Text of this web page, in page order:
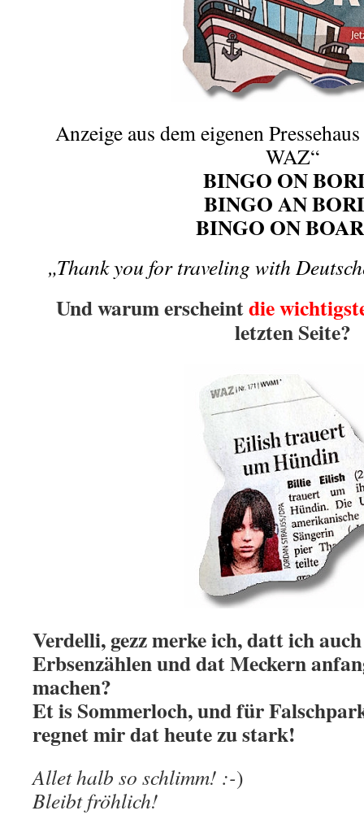
Anzeige aus dem eigenen
WAZ“
BINGO ON
BINGO AN
BINGO ON
„Thank you for traveling with
Und warum erscheintdie
letzten Seite?
Verdelli, gezz merke ich, datt ich
Erbsenzählen und dat Meckern
machen?
Et is Sommerloch, und für
regnet mir dat heute zu stark!
Allet halb so schlimm! :-)
Bleibt fröhlich!